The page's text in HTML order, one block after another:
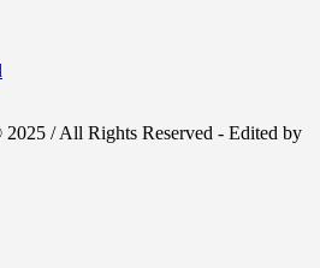
/ All Rights Reserved - Edited by